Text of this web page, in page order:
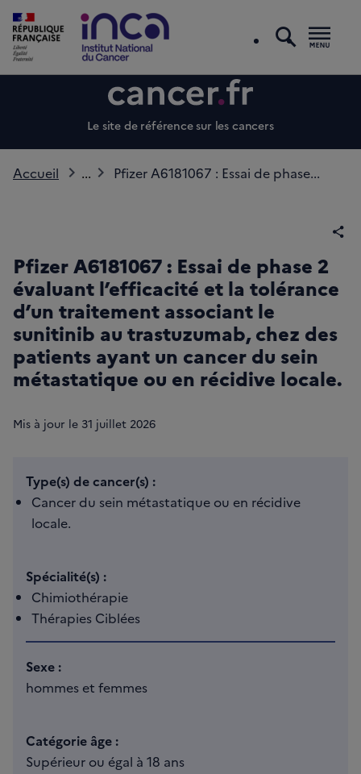
Le site de référence sur les cancers
Accueil ... Pfizer A6181067 : Essai de phase...
Pfizer A6181067 : Essai de phase 2
évaluant l’efficacité et la tolérance
d’un traitement associant le
sunitinib au trastuzumab, chez des
patients ayant un cancer du sein
métastatique ou en récidive locale.
Mis à jour le 31 juillet 2026
Type(s) de cancer(s) :
Cancer du sein métastatique ou en récidive
locale.
Spécialité(s) :
Chimiothérapie
Thérapies Ciblées
Sexe :
hommes et femmes
Catégorie âge :
Supérieur ou égal à 18 ans